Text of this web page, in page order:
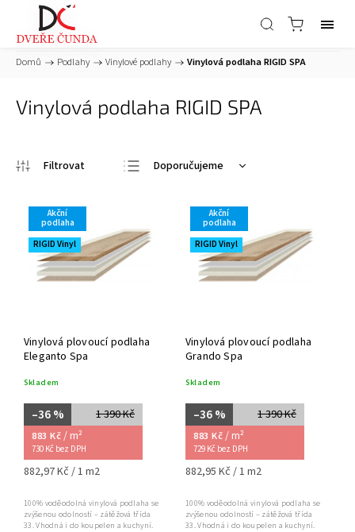
Domů / Podlahy / Vinylové podlahy / Vinylová podlaha RIGID SPA
Vinylová podlaha RIGID SPA
Doporučujeme
Nejprodávanější
Abecedně
Akční
podlaha
RIGID Vinyl
Vinylová plovoucí podlaha
Eleganto Spa
Skladem
1 390 Kč
–36 %
883 Kč/ m²
730 Kč bez DPH
882,97 Kč / 1 m2
100% voděodolná vinylová podlaha se
zvýšenou odolností – zátěžová třída
33. Vhodná i do koupelen a kuchyní.
Akční
podlaha
RIGID Vinyl
Vinylová plovoucí podlaha
Grando Spa
Skladem
1 390 Kč
–36 %
883 Kč/ m²
729 Kč bez DPH
882,95 Kč / 1 m2
100% voděodolná vinylová podlaha se
zvýšenou odolností – zátěžová třída
33. Vhodná i do koupelen a kuchyní.